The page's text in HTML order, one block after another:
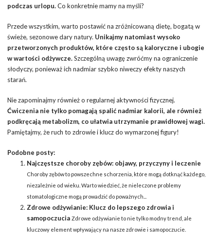
podczas urlopu.Co konkretnie mamy na myśli?
Przede wszystkim, warto postawić na zróżnicowaną dietę, bogatą w
świeże, sezonowe dary natury. Unikajmy natomiast wysoko
przetworzonych produktów, które często są kaloryczne i ubogie
w wartości odżywcze.Szczególną uwagę zwróćmy na ograniczenie
słodyczy, ponieważ ich nadmiar szybko niweczy efekty naszych
starań.
Nie zapominajmy również o regularnej aktywności fizycznej.
Ćwiczenia nie tylko pomagają spalić nadmiar kalorii, ale również
podkręcają metabolizm, co ułatwia utrzymanie prawidłowej wagi.
Pamiętajmy, że ruch to zdrowie i klucz do wymarzonej figury!
Podobne posty:
Najczęstsze choroby zębów: objawy, przyczyny i leczenie
Choroby zębów to powszechne schorzenia, które mogą dotknąć każdego,
niezależnie od wieku. Warto wiedzieć, że nieleczone problemy
stomatologiczne mogą prowadzić do poważnych...
Zdrowe odżywianie: Klucz do lepszego zdrowia i
samopoczucia Zdrowe odżywianie to nie tylko modny trend, ale
kluczowy element wpływający na nasze zdrowie i samopoczucie.